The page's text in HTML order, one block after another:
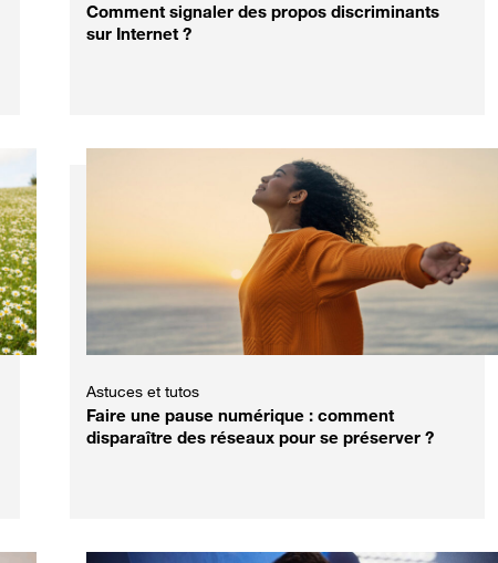
Comment signaler des propos discriminants
sur Internet ?
Astuces et tutos
Faire une pause numérique : comment
disparaître des réseaux pour se préserver ?